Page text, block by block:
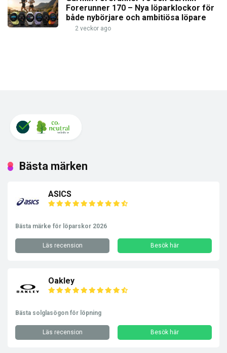
Forerunner 170 – Nya löparklockor för
både nybörjare och ambitiösa löpare
2 veckor ago
Bästa märken
ASICS
Bästa märke för löparskor 2026
Läs recension Besök här
Oakley
Bästa solglasögon för löpning
Läs recension Besök här